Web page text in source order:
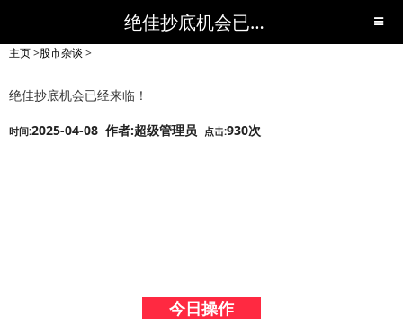
绝佳抄底机会已经来临！-股市杂谈-短线黑马,短线股票,短线炒股,实战,荐股,操盘,超级短线,令人叹为观止的短线炒股!-超级短线
主页>股市杂谈 >
绝佳抄底机会已经来临！
时间:2025-04-08 作者:超级管理员 点击:930次
今日操作